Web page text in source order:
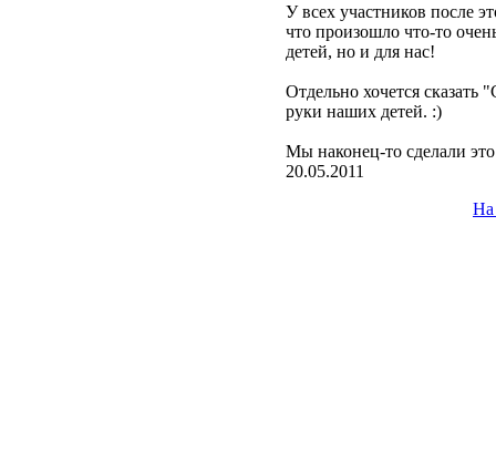
У всех участников после
что произошло что-то
детей, но и для нас!
Отдельно хочется сказать
руки наших детей. :)
Мы наконец-то сделали
20.05.2011
На